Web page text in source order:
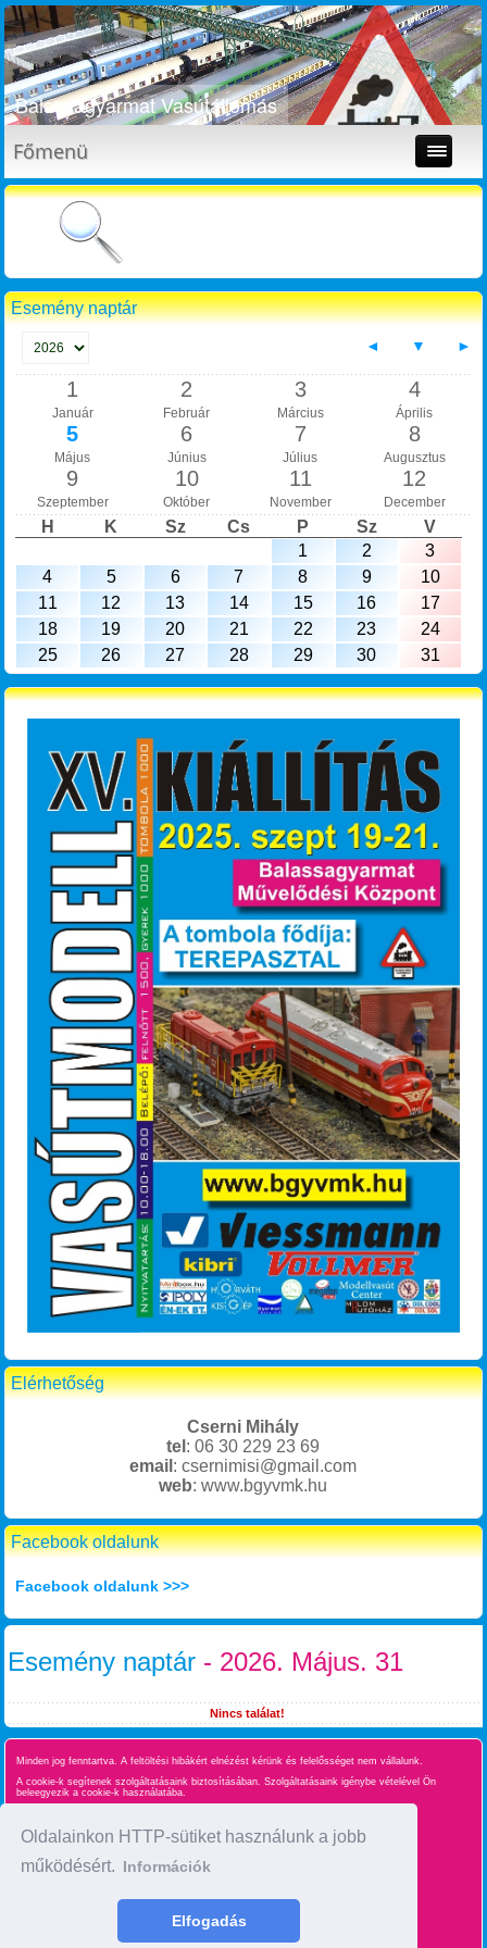
Oldalainkon HTTP-sütiket használunk a jobb
működésért. Információk
Elfogadás
Balassagyarmat Vasútállomás
Főmenü
Esemény naptár
◄ ▼ ►
1
Január
2
Február
3
Március
4
Április
5
Május
6
Június
7
Július
8
Augusztus
9
Szeptember
10
Október
11
November
12
December
H K Sz Cs P Sz
V
1
2
3
4
5 6 7 8 9
10
11
12 13 14 15 16
17
18
19 20 21 22 23
24
25
26 27 28 29 30 31
Elérhetőség
Cserni Mihály
tel : 06 30 229 23 69
email : csernimisi@gmail.com
web: www.bgyvmk.hu
Facebook oldalunk
Facebook oldalunk >>>
Esemény naptár - 2026. Május. 31
Nincs találat!
Minden jog fenntartva. A feltöltési hibákért elnézést kérünk és felelősséget nem vállalunk.
A cookie-k segítenek szolgáltatásaink biztosításában. Szolgáltatásaink igénybe vételével Ön
beleegyezik a cookie-k használatába.
Oldaltérkép